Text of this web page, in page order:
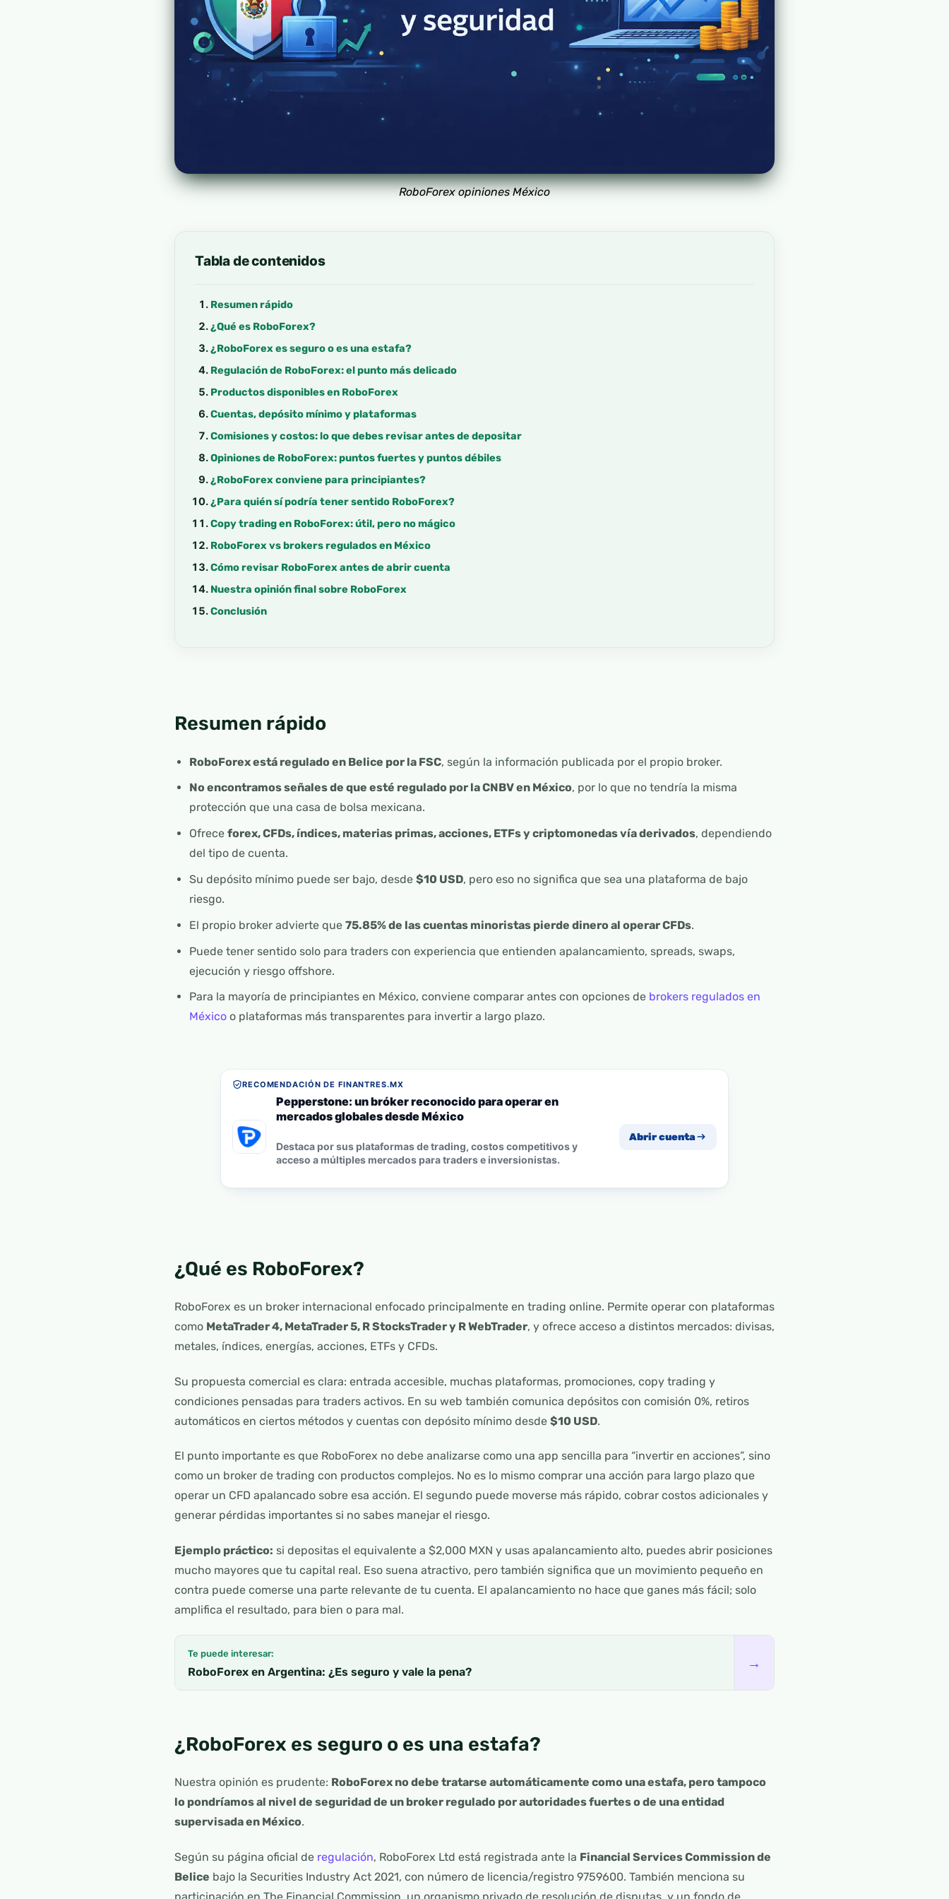
RoboForex opiniones México
Tabla de contenidos
Resumen rápido
¿Qué es RoboForex?
¿RoboForex es seguro o es una estafa?
Regulación de RoboForex: el punto más delicado
Productos disponibles en RoboForex
Cuentas, depósito mínimo y plataformas
Comisiones y costos: lo que debes revisar antes de depositar
Opiniones de RoboForex: puntos fuertes y puntos débiles
¿RoboForex conviene para principiantes?
¿Para quién sí podría tener sentido RoboForex?
Copy trading en RoboForex: útil, pero no mágico
RoboForex vs brokers regulados en México
Cómo revisar RoboForex antes de abrir cuenta
Nuestra opinión final sobre RoboForex
Conclusión
Resumen rápido
RoboForex está regulado en Belice por la FSC, según la información publicada por el propio broker.
No encontramos señales de que esté regulado por la CNBV en México, por lo que no tendría la misma
protección que una casa de bolsa mexicana.
Ofrece forex, CFDs, índices, materias primas, acciones, ETFs y criptomonedas vía derivados, dependiendo
del tipo de cuenta.
Su depósito mínimo puede ser bajo, desde $10 USD, pero eso no significa que sea una plataforma de bajo
riesgo.
El propio broker advierte que 75.85% de las cuentas minoristas pierde dinero al operar CFDs.
Puede tener sentido solo para traders con experiencia que entienden apalancamiento, spreads, swaps,
ejecución y riesgo offshore.
Para la mayoría de principiantes en México, conviene comparar antes con opciones de brokers regulados en
Méxicoo plataformas más transparentes para invertir a largo plazo.
RECOMENDACIÓN DE FINANTRES.MX
Pepperstone: un bróker reconocido para operar en
mercados globales desde México
Destaca por sus plataformas de trading, costos competitivos y
acceso a múltiples mercados para traders e inversionistas.
Abrir cuenta
¿Qué es RoboForex?
RoboForex es un broker internacional enfocado principalmente en trading online. Permite operar con plataformas
como MetaTrader 4, MetaTrader 5, R StocksTrader y R WebTrader, y ofrece acceso a distintos mercados: divisas,
metales, índices, energías, acciones, ETFs y CFDs.
Su propuesta comercial es clara: entrada accesible, muchas plataformas, promociones, copy trading y
condiciones pensadas para traders activos. En su web también comunica depósitos con comisión 0%, retiros
automáticos en ciertos métodos y cuentas con depósito mínimo desde $10 USD.
El punto importante es que RoboForex no debe analizarse como una app sencilla para “invertir en acciones”, sino
como un broker de trading con productos complejos. No es lo mismo comprar una acción para largo plazo que
operar un CFD apalancado sobre esa acción. El segundo puede moverse más rápido, cobrar costos adicionales y
generar pérdidas importantes si no sabes manejar el riesgo.
Ejemplo práctico: si depositas el equivalente a $2,000 MXN y usas apalancamiento alto, puedes abrir posiciones
mucho mayores que tu capital real. Eso suena atractivo, pero también significa que un movimiento pequeño en
contra puede comerse una parte relevante de tu cuenta. El apalancamiento no hace que ganes más fácil; solo
amplifica el resultado, para bien o para mal.
Te puede interesar:
RoboForex en Argentina: ¿Es seguro y vale la pena?
→
¿RoboForex es seguro o es una estafa?
Nuestra opinión es prudente: RoboForex no debe tratarse automáticamente como una estafa, pero tampoco
lo pondríamos al nivel de seguridad de un broker regulado por autoridades fuertes o de una entidad
supervisada en México.
Según su página oficial de regulación, RoboForex Ltd está registrada ante la Financial Services Commission de
Belice bajo la Securities Industry Act 2021, con número de licencia/registro 9759600. También menciona su